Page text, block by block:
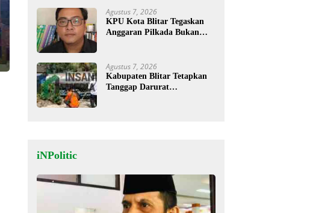
Agustus 7, 2026
KPU Kota Blitar Tegaskan
Anggaran Pilkada Bukan
Agustus 7, 2026
Kabupaten Blitar Tetapkan
Tanggap Darurat
iNPolitic